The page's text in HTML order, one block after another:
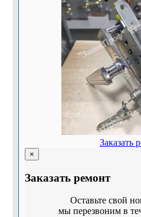
Заказать
×
Заказать ремонт
Оставьте свой
мы перезвоним в